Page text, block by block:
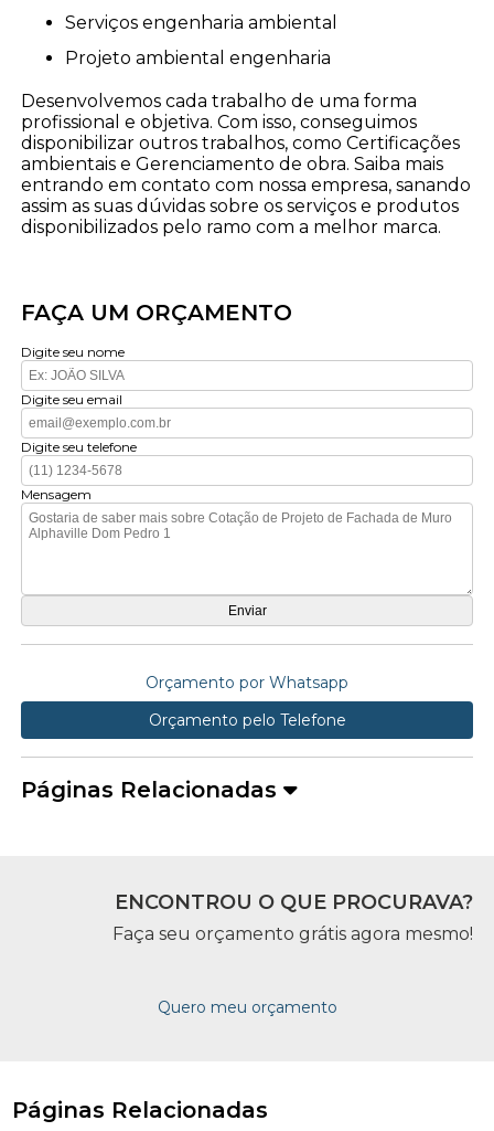
serviços engenharia ambiental
projeto ambiental engenharia
Desenvolvemos cada trabalho de uma forma
profissional e objetiva. Com isso, conseguimos
disponibilizar outros trabalhos, como Certificações
ambientais e Gerenciamento de obra. Saiba mais
entrando em contato com nossa empresa, sanando
assim as suas dúvidas sobre os serviços e produtos
disponibilizados pelo ramo com a melhor marca.
FAÇA UM ORÇAMENTO
Digite seu nome
Digite seu email
Digite seu telefone
Mensagem
Orçamento por Whatsapp
Orçamento pelo Telefone
Páginas Relacionadas
ENCONTROU O QUE PROCURAVA?
Faça seu orçamento grátis agora mesmo!
Quero meu orçamento
Páginas Relacionadas